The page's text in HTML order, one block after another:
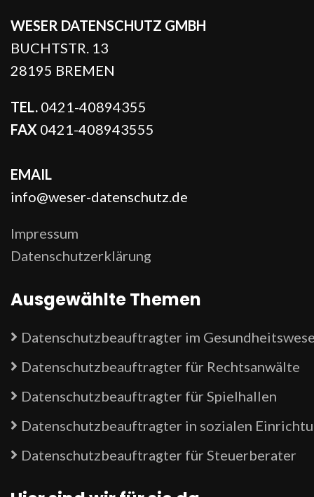
WESER DATENSCHUTZ GMBH
BUCHTSTR. 13
28195 BREMEN
TEL. 0421-40894355
FAX 0421-408943555
EMAIL
info@weser-datenschutz.de
Impressum
Datenschutzerklärung
Ausgewählte Themen
Datenschutzbeauftragter im
Datenschutzbeauftragter für Rechtsanwälte
Datenschutzbeauftragter für Spielhallen
Datenschutzbeauftragter in sozialen
Datenschutzbeauftragter für Steuerberater